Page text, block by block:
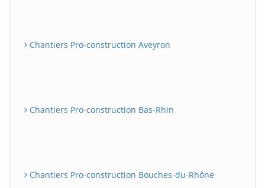
Chantiers Pro-construction Aveyron
Chantiers Pro-construction Bas-Rhin
Chantiers Pro-construction Bouches-du-Rhône